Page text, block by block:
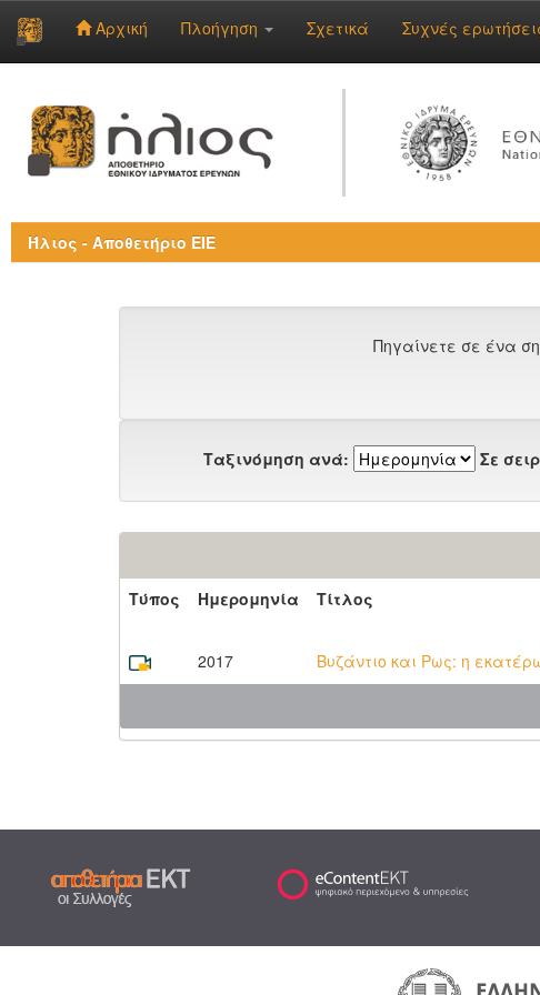
navigation
Αρχική Πλοήγηση Σχετικά Συχνές
Ήλιος - Αποθετήριο ΕΙΕ
Πηγαίνετε σε ένα
Ταξινόμηση ανά: Σε
Τύπος
Ημερομηνία Τίτλος
2017
Βυζάντιο και Ρως: η